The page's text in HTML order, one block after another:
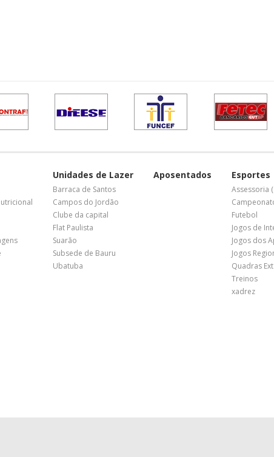
Unidades de Lazer
Barraca de Santos
Campos do Jordão
Clube da capital
Flat Paulista
Suarão
Subsede de Bauru
Ubatuba
Aposentados Esportes
Assessoria
Futebol
Jogos de
Jogos dos
Jogos
Quadras
Treinos
xadrez